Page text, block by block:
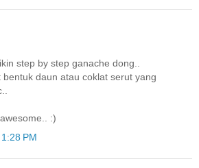
step by step ganache dong..
bentuk daun atau coklat serut yang
:)
PM